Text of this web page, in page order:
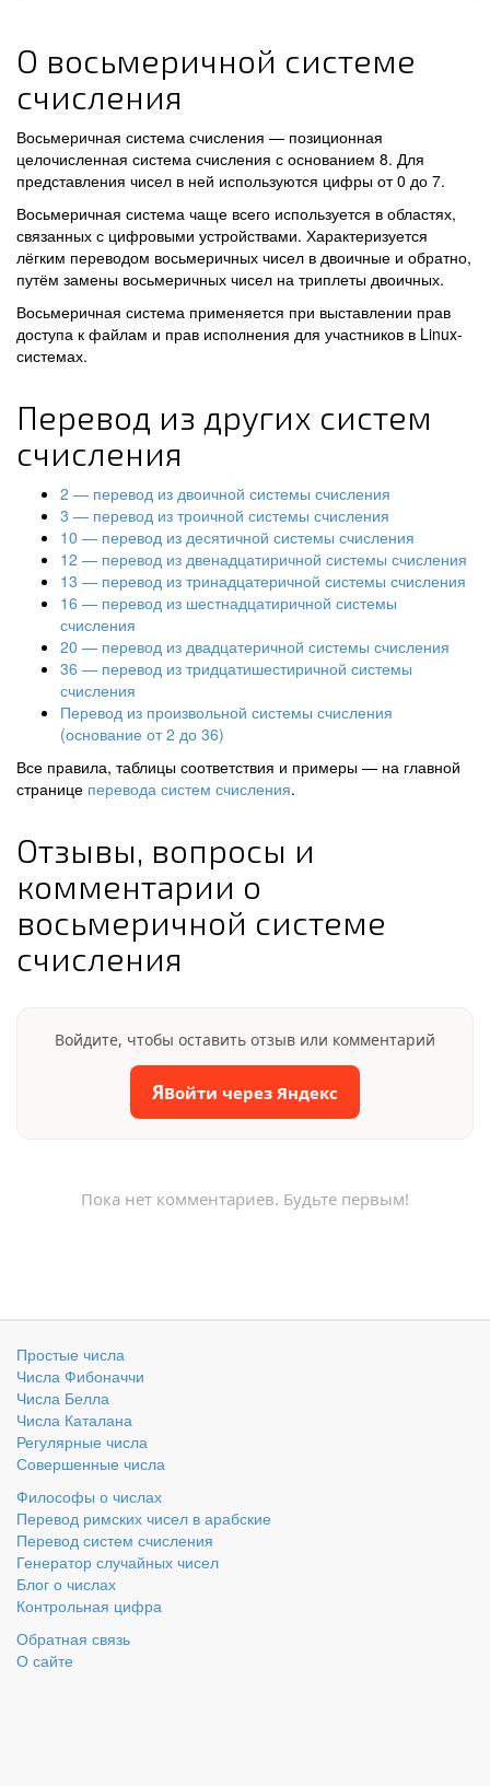
О восьмеричной системе
счисления
Восьмеричная система счисления — позиционная
целочисленная система счисления с основанием 8. Для
представления чисел в ней используются цифры от 0 до 7.
Восьмеричная система чаще всего используется в областях,
связанных с цифровыми устройствами. Характеризуется
лёгким переводом восьмеричных чисел в двоичные и обратно,
путём замены восьмеричных чисел на триплеты двоичных.
Восьмеричная система применяется при выставлении прав
доступа к файлам и прав исполнения для участников в Linux-
системах.
Перевод из других систем
счисления
2 — перевод из двоичной системы счисления
3 — перевод из троичной системы счисления
10 — перевод из десятичной системы счисления
12 — перевод из двенадцатиричной системы счисления
13 — перевод из тринадцатеричной системы счисления
16 — перевод из шестнадцатиричной системы
счисления
20 — перевод из двадцатеричной системы счисления
36 — перевод из тридцатишестиричной системы
счисления
Перевод из произвольной системы счисления
(основание от 2 до 36)
Все правила, таблицы соответствия и примеры — на главной
странице перевода систем счисления.
Отзывы, вопросы и
комментарии о
восьмеричной системе
счисления
Войдите, чтобы оставить отзыв или комментарий
ЯВойти через Яндекс
Пока нет комментариев. Будьте первым!
Простые числа
Числа Фибоначчи
Числа Белла
Числа Каталана
Регулярные числа
Совершенные числа
Философы о числах
Перевод римских чисел в арабские
Перевод систем счисления
Генератор случайных чисел
Блог о числах
Контрольная цифра
Обратная связь
О сайте